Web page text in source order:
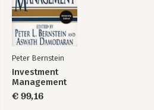
Peter Bernstein
Investment
Management
€ 99,16